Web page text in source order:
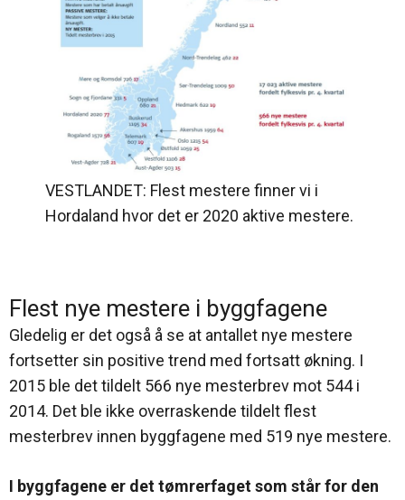
VESTLANDET: Flest mestere finner vi i
Hordaland hvor det er 2020 aktive mestere.
Flest nye mestere i byggfagene
Gledelig er det også å se at antallet nye mestere
fortsetter sin positive trend med fortsatt økning. I
2015 ble det tildelt 566 nye mesterbrev mot 544 i
2014. Det ble ikke overraskende tildelt flest
mesterbrev innen byggfagene med 519 nye mestere.
I byggfagene er det tømrerfaget som står for den